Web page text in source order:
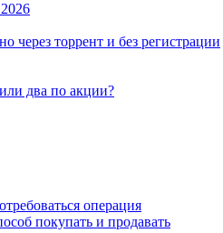
через торрент и без регистрации
два по акции?
операция
покупать и продавать